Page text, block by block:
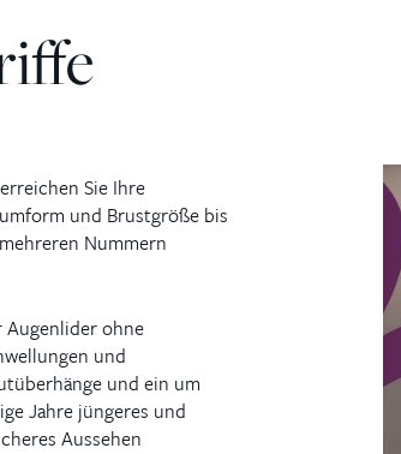
Sie Ihre
und Brustgröße bis
Nummern
Augenlider ohne
und
und ein um
Jahre jüngeres und
Aussehen